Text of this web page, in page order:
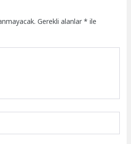
Gerekli alanlar* ile